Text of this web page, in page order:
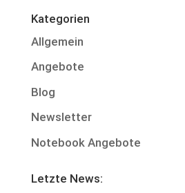
Kategorien
Allgemein
Angebote
Blog
Newsletter
Notebook Angebote
Letzte News: